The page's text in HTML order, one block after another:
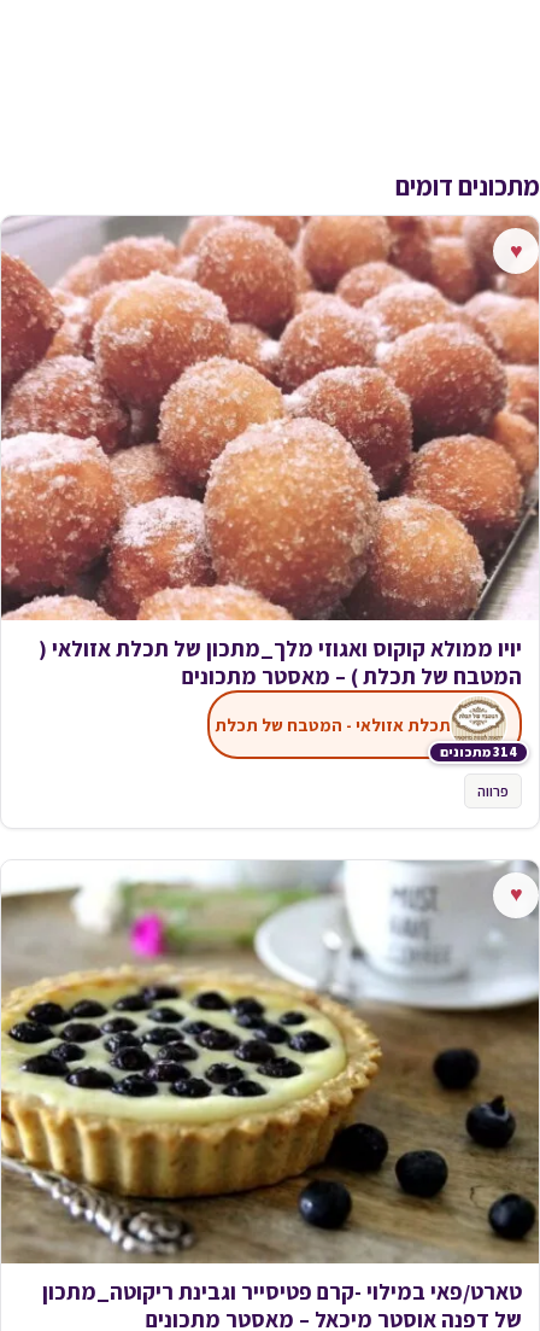
מתכונים דומים
♥
יויו ממולא קוקוס ואגוזי מלך_מתכון של תכלת אזולאי (
המטבח של תכלת ) – מאסטר מתכונים
314 מתכונים
תכלת אזולאי - המטבח של תכלת
פרווה
♥
טארט/פאי במילוי -קרם פטיסייר וגבינת ריקוטה_מתכון
של דפנה אוסטר מיכאל – מאסטר מתכונים